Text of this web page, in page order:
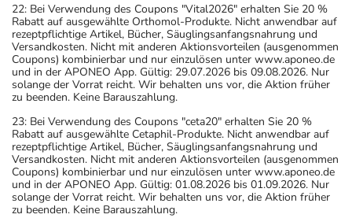
22: Bei Verwendung des Coupons "Vital2026" erhalten Sie 20 %
Rabatt auf ausgewählte Orthomol-Produkte. Nicht anwendbar auf
rezeptpflichtige Artikel, Bücher, Säuglingsanfangsnahrung und
Versandkosten. Nicht mit anderen Aktionsvorteilen (ausgenommen
Coupons) kombinierbar und nur einzulösen unter www.aponeo.de
und in der APONEO App. Gültig: 29.07.2026 bis 09.08.2026. Nur
solange der Vorrat reicht. Wir behalten uns vor, die Aktion früher
zu beenden. Keine Barauszahlung.
23: Bei Verwendung des Coupons "ceta20" erhalten Sie 20 %
Rabatt auf ausgewählte Cetaphil-Produkte. Nicht anwendbar auf
rezeptpflichtige Artikel, Bücher, Säuglingsanfangsnahrung und
Versandkosten. Nicht mit anderen Aktionsvorteilen (ausgenommen
Coupons) kombinierbar und nur einzulösen unter www.aponeo.de
und in der APONEO App. Gültig: 01.08.2026 bis 01.09.2026. Nur
solange der Vorrat reicht. Wir behalten uns vor, die Aktion früher
zu beenden. Keine Barauszahlung.